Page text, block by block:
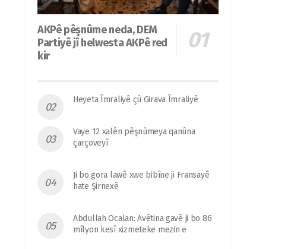
AKPê pêşnûme neda, DEM
Partiyê jî helwesta AKPê red
kir
Heyeta Îmraliyê çû Girava Îmraliyê
Vaye 12 xalên pêşnûmeya qanûna
çarçoveyî
Ji bo gora lawê xwe bibîne ji Fransayê
hate Şirnexê
Abdullah Ocalan: Avêtina gavê ji bo 86
mîlyon kesî xizmeteke mezin e